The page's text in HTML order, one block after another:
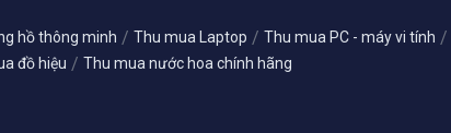
hồ thông minh / Thu mua Laptop / Thu mua PC - máy vi tính /
đồ hiệu / Thu mua nước hoa chính hãng